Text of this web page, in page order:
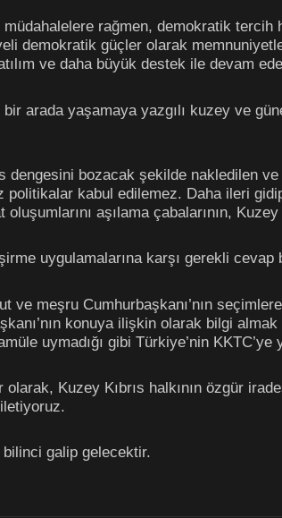
müdahalelere rağmen, demokratik
demokratik güçler olarak
ve daha büyük destek ile devam
arada yaşamaya yazgılı kuzey ve
dengesini bozacak şekilde nakledilen
kabul edilemez. Daha ileri
aşılama çabalarının,
uygulamalarına karşı gerekli
ve meşru Cumhurbaşkanı’nın
konuya ilişkin olarak bilgi
uymadığı gibi Türkiye’nin KKTC’ye
Kuzey Kıbrıs halkının özgür
galip gelecektir.